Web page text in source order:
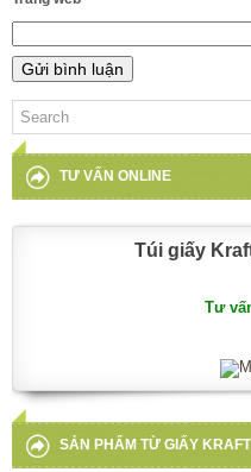
TƯ VẤN ONLINE
Túi giấy
Tư
SẢN PHẨM TỪ GIẤY KRAFT